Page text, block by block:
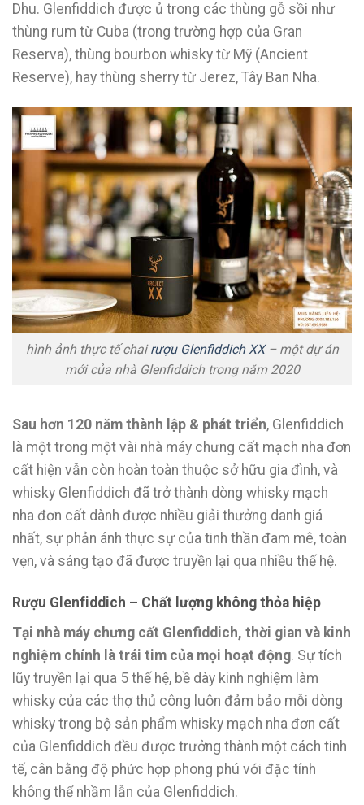
Dhu. Glenfiddich được ủ trong các thùng gỗ sồi như
thùng rum từ Cuba (trong trường hợp của Gran
Reserva), thùng bourbon whisky từ Mỹ (Ancient
Reserve), hay thùng sherry từ Jerez, Tây Ban Nha.
hình ảnh thực tế chairượu Glenfiddich XX– một dự án
mới của nhà Glenfiddich trong năm 2020
Sau hơn 120 năm thành lập & phát triển, Glenfiddich
là một trong một vài nhà máy chưng cất mạch nha đơn
cất hiện vẫn còn hoàn toàn thuộc sở hữu gia đình, và
whisky Glenfiddich đã trở thành dòng whisky mạch
nha đơn cất dành được nhiều giải thưởng danh giá
nhất, sự phản ánh thực sự của tinh thần đam mê, toàn
vẹn, và sáng tạo đã được truyền lại qua nhiều thế hệ.
Rượu Glenfiddich – Chất lượng không thỏa hiệp
Tại nhà máy chưng cất Glenfiddich, thời gian và kinh
nghiệm chính là trái tim của mọi hoạt động. Sự tích
lũy truyền lại qua 5 thế hệ, bề dày kinh nghiệm làm
whisky của các thợ thủ công luôn đảm bảo mỗi dòng
whisky trong bộ sản phẩm whisky mạch nha đơn cất
của Glenfiddich đều được trưởng thành một cách tinh
tế, cân bằng độ phức hợp phong phú với đặc tính
không thể nhầm lẫn của Glenfiddich.